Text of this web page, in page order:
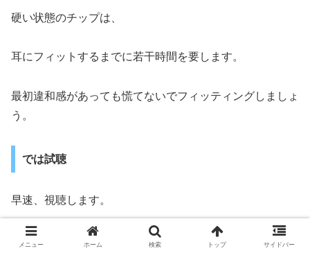
硬い状態のチップは、
耳にフィットするまでに若干時間を要します。
最初違和感があっても慌てないでフィッティングしましょ
う。
では試聴
早速、視聴します。
着け心地は確実にフィットしていて
メニュー ホーム 検索 トップ サイドバー